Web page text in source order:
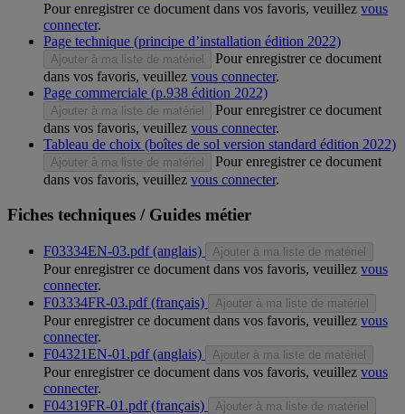
Pour enregistrer ce document dans vos favoris, veuillez vous
connecter.
Page technique (principe d’installation édition 2022)
Ajouter à ma liste de matériel
Pour enregistrer ce document
dans vos favoris, veuillez vous connecter.
Page commerciale (p.938 édition 2022)
Ajouter à ma liste de matériel
Pour enregistrer ce document
dans vos favoris, veuillez vous connecter.
Tableau de choix (boîtes de sol version standard édition 2022)
Ajouter à ma liste de matériel
Pour enregistrer ce document
dans vos favoris, veuillez vous connecter.
Fiches techniques / Guides métier
F03334EN-03.pdf (anglais) Ajouter à ma liste de matériel
Pour enregistrer ce document dans vos favoris, veuillez vous
connecter.
F03334FR-03.pdf (français)
Ajouter à ma liste de matériel
Pour enregistrer ce document dans vos favoris, veuillez vous
connecter.
F04321EN-01.pdf (anglais)
Ajouter à ma liste de matériel
Pour enregistrer ce document dans vos favoris, veuillez vous
connecter.
F04319FR-01.pdf (français)
Ajouter à ma liste de matériel